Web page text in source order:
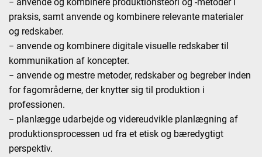
praksis, samt anvende og kombinere relevante materialer
og redskaber.
− anvende og kombinere digitale visuelle redskaber til
kommunikation af koncepter.
− anvende og mestre metoder, redskaber og begreber inden
for fagområderne, der knytter sig til produktion i
professionen.
− planlægge udarbejde og videreudvikle planlægning af
produktionsprocessen ud fra et etisk og bæredygtigt
perspektiv.